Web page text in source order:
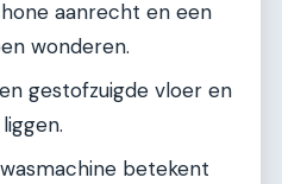
aanrecht en een
wonderen.
gestofzuigde vloer en
betekent